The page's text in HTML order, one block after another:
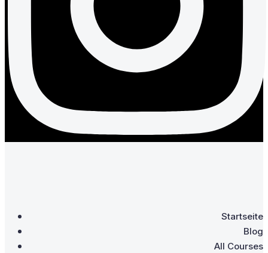
Startseite
Blog
All Courses